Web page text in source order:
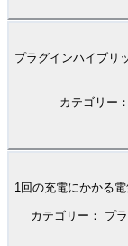
プラグインハイブリ
カテゴリー：
1回の充電にかかる
カテゴリー： プ